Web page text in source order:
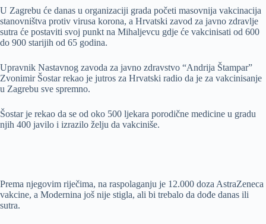
U Zagrebu će danas u organizaciji grada početi masovnija vakcinacija
stanovništva protiv virusa korona, a Hrvatski zavod za javno zdravlje
sutra će postaviti svoj punkt na Mihaljevcu gdje će vakcinisati od 600
do 900 starijih od 65 godina.
Upravnik Nastavnog zavoda za javno zdravstvo “Andrija Štampar”
Zvonimir Šostar rekao je jutros za Hrvatski radio da je za vakcinisanje
u Zagrebu sve spremno.
Šostar je rekao da se od oko 500 ljekara porodične medicine u gradu
njih 400 javilo i izrazilo želju da vakciniše.
Prema njegovim riječima, na raspolaganju je 12.000 doza AstraZeneca
vakcine, a Modernina još nije stigla, ali bi trebalo da dođe danas ili
sutra.